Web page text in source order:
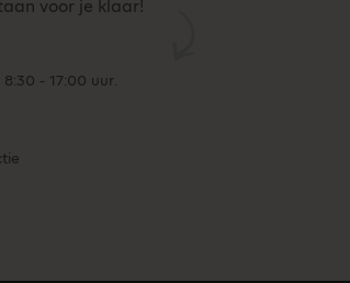
voor je klaar!
- 17:00 uur.